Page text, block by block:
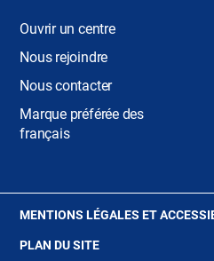
Ouvrir un centre
Nous rejoindre
Nous contacter
Marque préférée des
français
MENTIONS LÉGALES ET
PLAN DU SITE